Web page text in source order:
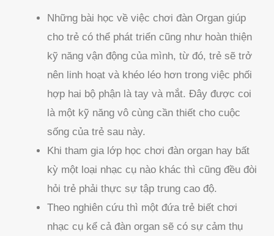
Những bài học về việc chơi đàn Organ giúp
cho trẻ có thể phát triển cũng như hoàn thiện
kỹ năng vận động của mình, từ đó, trẻ sẽ trở
nên linh hoạt và khéo léo hơn trong việc phối
hợp hai bộ phận là tay và mắt. Đây được coi
là một kỹ năng vô cùng cần thiết cho cuộc
sống của trẻ sau này.
Khi tham gia lớp học chơi đàn organ hay bất
kỳ một loại nhạc cụ nào khác thì cũng đều đòi
hỏi trẻ phải thực sự tập trung cao độ.
Theo nghiên cứu thì một đứa trẻ biết chơi
nhạc cụ kể cả đàn organ sẽ có sự cảm thụ